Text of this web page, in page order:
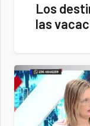
Los
las